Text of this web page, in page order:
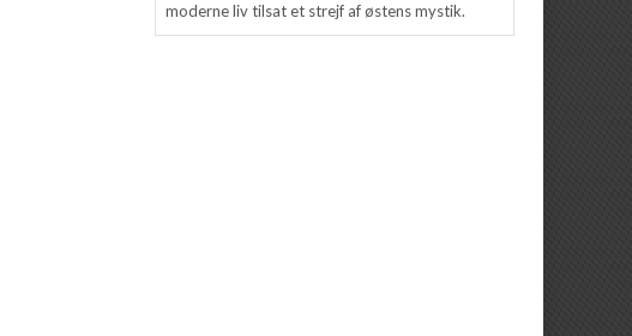
moderne liv tilsat et strejf af østens mystik.